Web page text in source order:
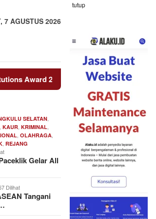
tutup
7 AGUSTUS 2026
2026 dari The Iconomics
SELATAN
,KAUR ,KRIMINAL
,OLAHRAGA
,REJANG
Gelar All
Dilihat
Tangani